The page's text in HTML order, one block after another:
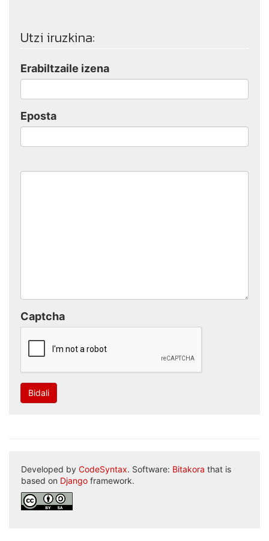
Utzi iruzkina:
Erabiltzaile izena
Eposta
Captcha
Bidali
Developed by CodeSyntax. Software: Bitakora that is
based on Django framework.